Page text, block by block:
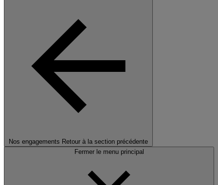
Nos engagements Retour à la section précédente
Fermer le menu principal